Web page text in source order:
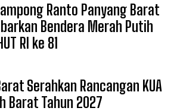
Ranto Panyang Barat
Bendera Merah Putih
RI ke 81
Serahkan Rancangan KUA
Barat Tahun 2027